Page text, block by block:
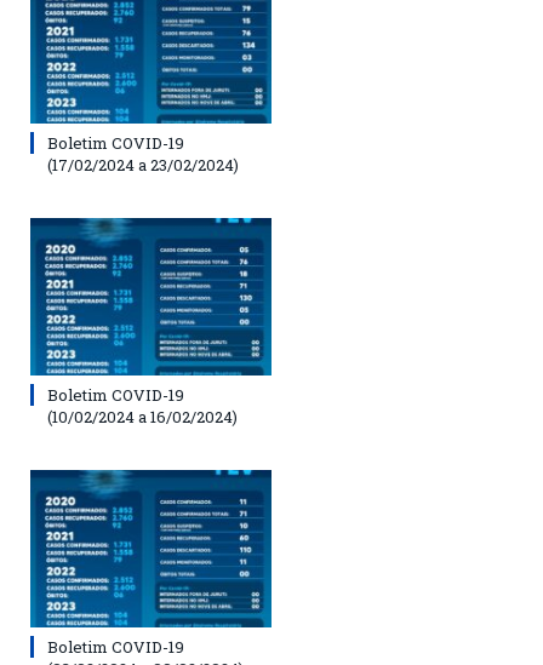
Boletim COVID-19
(17/02/2024 a 23/02/2024)
Boletim COVID-19
(10/02/2024 a 16/02/2024)
Boletim COVID-19